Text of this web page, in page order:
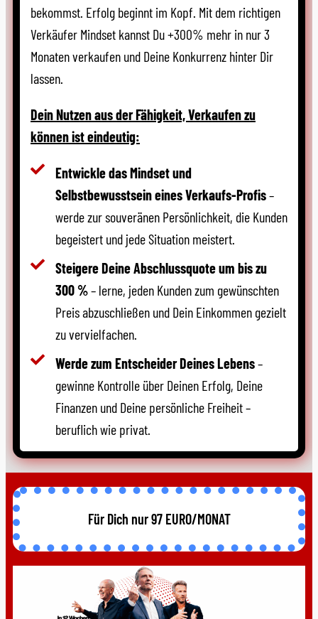
bekommst. Erfolg beginnt im Kopf. Mit dem richtigen
Verkäufer Mindset kannst Du +300% mehr in nur 3
Monaten verkaufen und Deine Konkurrenz hinter Dir
lassen.
Dein Nutzen aus der Fähigkeit, Verkaufen zu
können ist eindeutig:
Entwickle das Mindset und
Selbstbewusstsein eines Verkaufs-Profis–
werde zur souveränen Persönlichkeit, die Kunden
begeistert und jede Situation meistert.
Steigere Deine Abschlussquote um bis zu
300 %– lerne, jeden Kunden zum gewünschten
Preis abzuschließen und Dein Einkommen gezielt
zu vervielfachen.
Werde zum Entscheider Deines Lebens–
gewinne Kontrolle über Deinen Erfolg, Deine
Finanzen und Deine persönliche Freiheit –
beruflich wie privat.
Für Dich nur 97 EURO/MONAT